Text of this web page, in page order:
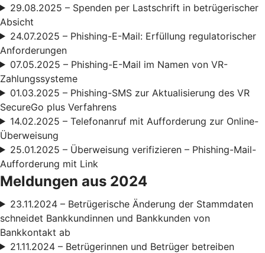
29.08.2025 – Spenden per Lastschrift in betrügerischer
Absicht
24.07.2025 – Phishing-E-Mail: Erfüllung regulatorischer
Anforderungen
07.05.2025 – Phishing-E-Mail im Namen von VR-
Zahlungssysteme
01.03.2025 – Phishing-SMS zur Aktualisierung des VR
SecureGo plus Verfahrens
14.02.2025 – Telefonanruf mit Aufforderung zur Online-
Überweisung
25.01.2025 – Überweisung verifizieren – Phishing-Mail-
Aufforderung mit Link
Meldungen aus 2024
23.11.2024 – Betrügerische Änderung der Stammdaten
schneidet Bankkundinnen und Bankkunden von
Bankkontakt ab
21.11.2024 – Betrügerinnen und Betrüger betreiben